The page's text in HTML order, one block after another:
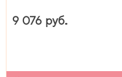
9 076 руб.